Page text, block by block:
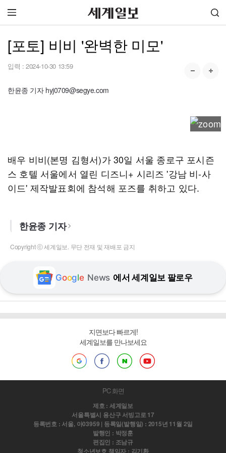
[포토] 비비 '완벽한 미모'
입력 : 2024-10-30 13:59
한윤종 기자 hyj0709@segye.com
배우 비비(본명 김형서)가 30일 서울 종로구 포시즌
스 호텔 서울에서 열린 디즈니+ 시리즈 '강남 비-사
이드' 제작발표회에 참석해 포즈를 취하고 있다.
한윤종 기자
Copyright ⓒ 세계일보. 무단 전재 및 재배포 금지
Google News 에서 세계일보 팔로우
지면보다 빠르게!
세계일보를 만나보세요
PC 화면
제호 : 세계일보
서울특별시 용산구 서빙고로 17
등록번호 : 서울, 아03959 | 등록일(발행일) : 2015년 11월 2일
발행인 : 박정훈
편집인 : 조남규
청소년보호 책임자 : 김기환